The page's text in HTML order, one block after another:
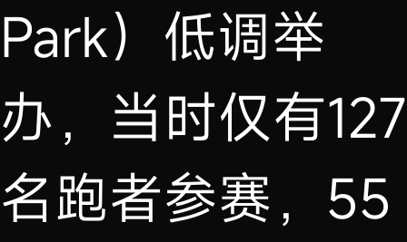
Park）低调举
办，当时仅有127
名跑者参赛，55